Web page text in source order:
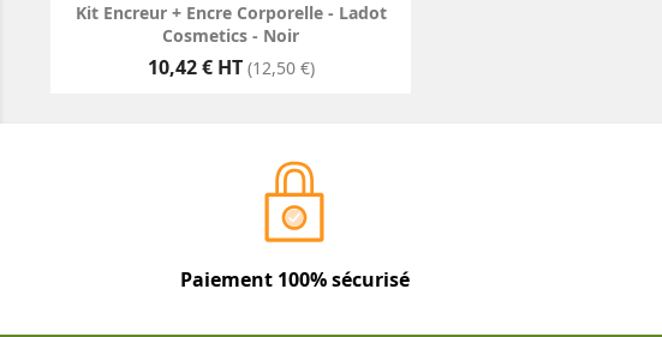
Kit Encreur + Encre Corporelle - Ladot
Cosmetics - Noir
Prix
10,42 € HT (12,50 €)
Paiement 100% sécurisé